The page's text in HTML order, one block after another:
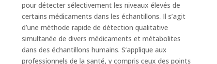
pour détecter sélectivement les niveaux élevés de
certains médicaments dans les échantillons. Il s’agit
d’une méthode rapide de détection qualitative
simultanée de divers médicaments et métabolites
dans des échantillons humains. S’applique aux
professionnels de la santé, y compris ceux des points